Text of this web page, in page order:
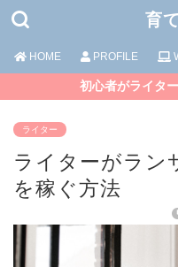
育
HOME PROFILE
初心者がライタ
ライター
ライターがラン
を稼ぐ方法